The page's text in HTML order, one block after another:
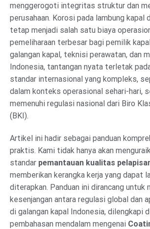
menggerogoti integritas struktur dan
perusahaan. Korosi pada lambung kapal
tetap menjadi salah satu biaya
pemeliharaan terbesar bagi pemilik
galangan kapal, teknisi perawatan, dan
Indonesia, tantangan nyata terletak
standar internasional yang kompleks,
dalam konteks operasional sehari-hari,
memenuhi regulasi nasional dari Biro
(BKI).
Artikel ini hadir sebagai panduan
praktis. Kami tidak hanya akan
standar pemantauan kualitas
memberikan kerangka kerja yang dapat
diterapkan. Panduan ini dirancang untuk
kesenjangan antara regulasi global dan
di galangan kapal Indonesia, dilengkapi
pembahasan mendalam mengenai